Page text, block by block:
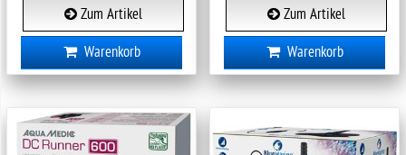
Zum Artikel
Warenkorb
Zum Artikel
Warenkorb